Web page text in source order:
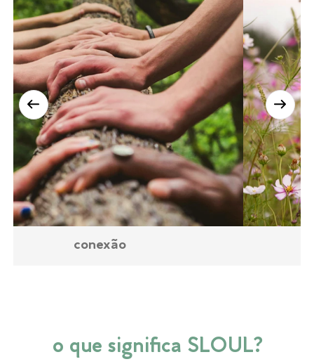
conexão
o que significa SLOUL?